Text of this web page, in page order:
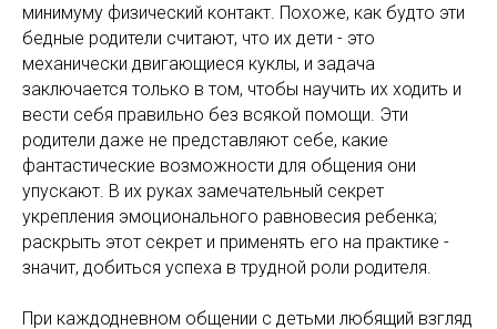
минимуму физический контакт. Похоже, как будто эти
бедные родители считают, что их дети - это
механически двигающиеся куклы, и задача
заключается только в том, чтобы научить их ходить и
вести себя правильно без всякой помощи. Эти
родители даже не представляют себе, какие
фантастические возможности для общения они
упускают. В их руках замечательный секрет
укрепления эмоционального равновесия ребенка;
раскрыть этот секрет и применять его на практике -
значит, добиться успеха в трудной роли родителя.
При каждодневном общении с детьми любящий взгляд